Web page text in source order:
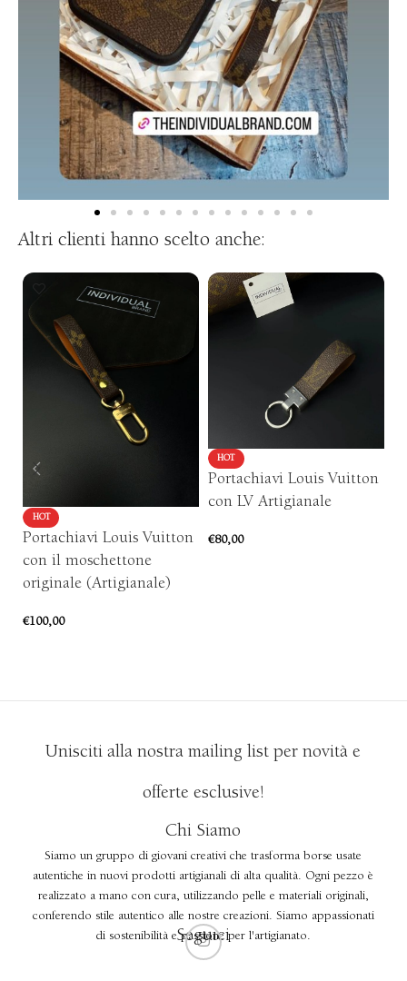
Altri clienti hanno scelto anche:
HOT
Portachiavi Louis Vuitton
con il moschettone
originale (Artigianale)
€100,00
HOT
Portachiavi Louis Vuitton
con LV Artigianale
€80,00
Unisciti alla nostra mailing list per novità e
offerte esclusive!
Chi Siamo
Siamo un gruppo di giovani creativi che trasforma borse usate
autentiche in nuovi prodotti artigianali di alta qualità. Ogni pezzo è
realizzato a mano con cura, utilizzando pelle e materiali originali,
conferendo stile autentico alle nostre creazioni. Siamo appassionati
di sostenibilità e passione per l'artigianato.
Seguici